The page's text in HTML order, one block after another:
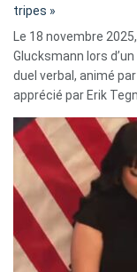
tripes »
Le 18 novembre
Glucksmann lors
duel verbal, animé
apprécié par Erik